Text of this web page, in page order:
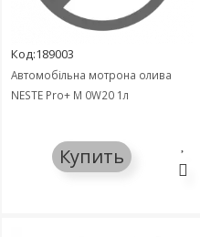
Код:189003
Автомобільна мотрона олива
NESTE Pro+ M 0W20 1л
Купить